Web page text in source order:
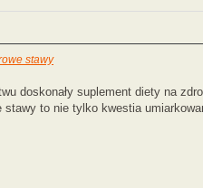
stawy
doskonały suplement diety na
stawy to nie tylko kwestia